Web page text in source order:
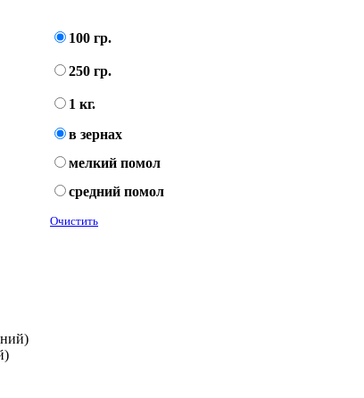
100 гр.
250 гр.
1 кг.
в зернах
мелкий помол
средний помол
Очистить